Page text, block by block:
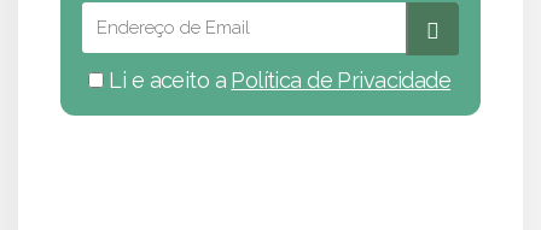
Li e aceito a Política de Privacidade